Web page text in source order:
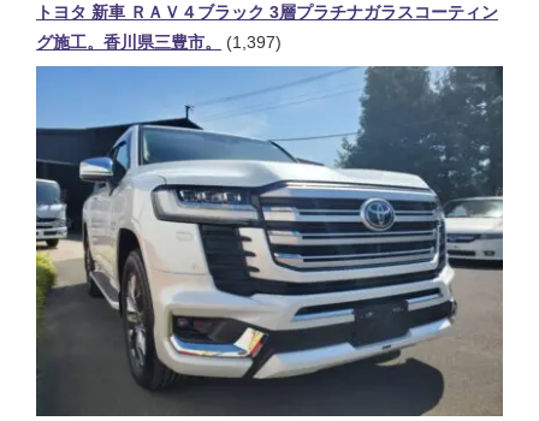
トヨタ 新車 ＲＡＶ４ブラック 3層プラチナガラスコーティン
グ施工。香川県三豊市。
(1,397)